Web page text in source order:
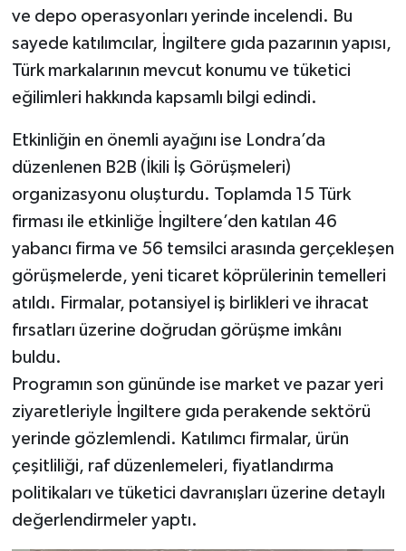
ve depo operasyonları yerinde incelendi. Bu
sayede katılımcılar, İngiltere gıda pazarının yapısı,
Türk markalarının mevcut konumu ve tüketici
eğilimleri hakkında kapsamlı bilgi edindi.
Etkinliğin en önemli ayağını ise Londra’da
düzenlenen B2B (İkili İş Görüşmeleri)
organizasyonu oluşturdu. Toplamda 15 Türk
firması ile etkinliğe İngiltere’den katılan 46
yabancı firma ve 56 temsilci arasında gerçekleşen
görüşmelerde, yeni ticaret köprülerinin temelleri
atıldı. Firmalar, potansiyel iş birlikleri ve ihracat
fırsatları üzerine doğrudan görüşme imkânı
buldu.
Programın son gününde ise market ve pazar yeri
ziyaretleriyle İngiltere gıda perakende sektörü
yerinde gözlemlendi. Katılımcı firmalar, ürün
çeşitliliği, raf düzenlemeleri, fiyatlandırma
politikaları ve tüketici davranışları üzerine detaylı
değerlendirmeler yaptı.